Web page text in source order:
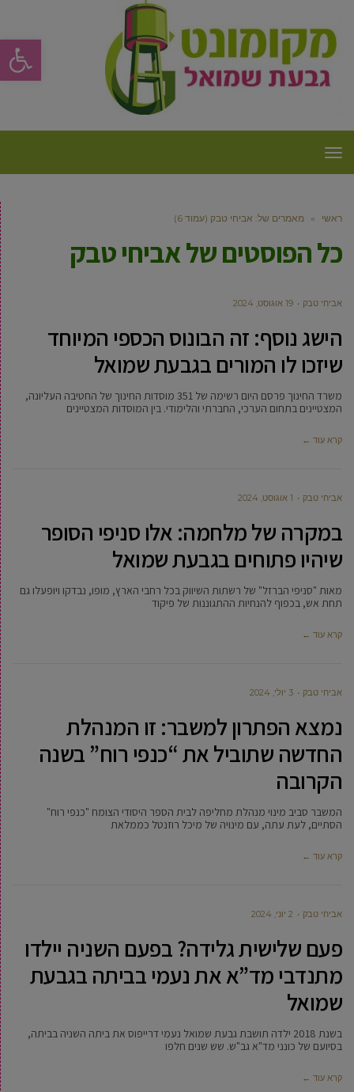
פתח
תפריט
ראשי » מאמרים של: אביחי טבק (עמוד 6)
כל הפוסטים שלאביחי טבק
אביחי טבק 19 אוגוסט, 2024
הישג נוסף: זה הבונוס הכספי המיוחד
שיזכו לו המורים בגבעת שמואל
משרד החינוך פרסם היום רשימה של 351 מוסדות החינוך של החטיבה העליונה,
המצטיינים בתחום הערכי, החברתי והלימודי. בין המוסדות המצטיינים
קרא עוד ←
אביחי טבק 1 אוגוסט, 2024
במקרה של מלחמה: אלו סניפי הסופר
שיהיו פתוחים בגבעת שמואל
מאות "סניפי הברזל" של רשתות השיווק בכל רחבי הארץ, מופו, נבדקו ויופעלו גם
תחת אש, בכפוף להנחיות ההתגוננות של פיקוד
קרא עוד ←
אביחי טבק 3 יולי, 2024
נמצא הפתרון למשבר: זו המנהלת
החדשה שתוביל את “כנפי רוח” בשנה
הקרובה
המשבר סביב מינוי מנהלת מחליפה לבית הספר היסודי הצומח "כנפי רוח"
הסתיים, לעת עתה, עם מינויה של מיכל רוזנטל כממלאת
קרא עוד ←
אביחי טבק 2 יוני, 2024
פעם שלישית גלידה? בפעם השניה יילדו
מתנדבי מד”א את נעמי בביתה בגבעת
שמואל
בשנת 2018 ילדה תושבת גבעת שמואל נעמי דרייפוס את ביתה השניה בביתה,
בסיועם של כונני מד"א גב"ש. שש שנים חלפו
קרא עוד ←